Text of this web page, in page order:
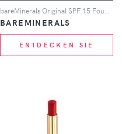
bareMinerals Original SPF 15 Foundation (Various Shades) - Neutral Dark
BAREMINERALS
ENTDECKEN SIE